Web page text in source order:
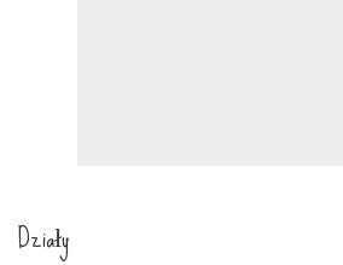
Działy